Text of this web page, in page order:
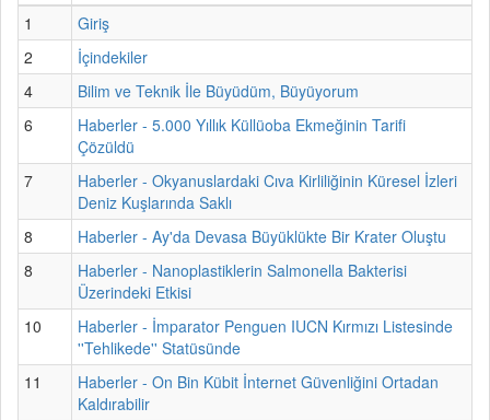
1
Giriş
2
İçindekiler
4
Bilim ve Teknik İle Büyüdüm, Büyüyorum
6
Haberler - 5.000 Yıllık Küllüoba Ekmeğinin Tarifi
Çözüldü
7
Haberler - Okyanuslardaki Cıva Kirliliğinin Küresel İzleri
Deniz Kuşlarında Saklı
8
Haberler - Ay'da Devasa Büyüklükte Bir Krater Oluştu
8
Haberler - Nanoplastiklerin Salmonella Bakterisi
Üzerindeki Etkisi
10
Haberler - İmparator Penguen IUCN Kırmızı Listesinde
''Tehlikede'' Statüsünde
11
Haberler - On Bin Kübit İnternet Güvenliğini Ortadan
Kaldırabilir